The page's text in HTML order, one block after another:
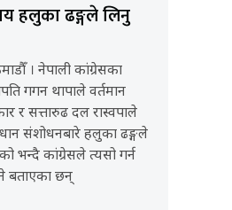
हलुका ढङ्गले लिनु
। नेपाली कांग्रेसका
गगन थापाले वर्तमान
र सत्तारुढ दल रास्वपाले
संशोधनबारे हलुका ढङ्गले
भन्दै कांग्रेसले त्यसो गर्न
बताएका छन्